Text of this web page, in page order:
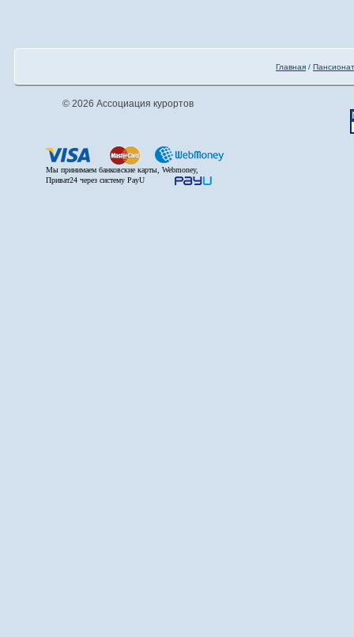
Главная /
© 2026 Ассоциация курортов
Мы принимаем банковские карты, Webmoney,
Приват24 через систему PayU